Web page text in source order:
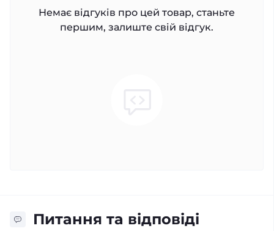
Немає відгуків про цей товар, станьте
першим, залиште свій відгук.
Питання та відповіді